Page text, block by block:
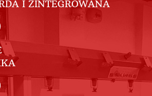
I ZINTEGROWANA